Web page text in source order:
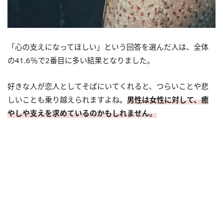
「心の支えになってほしい」という回答を選んだ人は、全体
の41.6％で2番目に多い結果となりました。
好きな人が恋人としてそばにいてくれると、つらいことや悲
しいことも乗り越えられますよね。 男性は女性に対して、癒
やしや支えを求めているのかもしれません。